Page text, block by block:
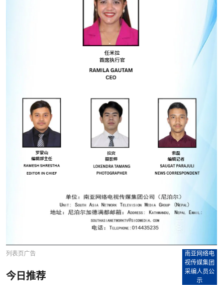
列表页广告
南亚网络电
视传媒集团
采编人员公
示
今日推荐